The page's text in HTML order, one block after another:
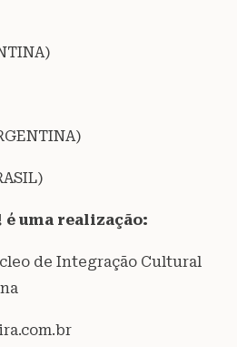
é uma realização:
de Integração Cultural